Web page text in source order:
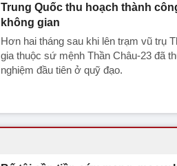
Trung Quốc thu hoạch thành
không gian
Hơn hai tháng sau khi lên trạm vũ trụ
gia thuộc sứ mệnh Thần Châu-23 đã
nghiệm đầu tiên ở quỹ đạo.